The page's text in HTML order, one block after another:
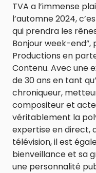
TVA a l’immense
l’automne 2024,
qui prendra les
Bonjour week-end”,
Productions en
Contenu. Avec une
de 30 ans en tant
chroniqueur,
compositeur et
véritablement la
expertise en direct,
télévision, il est
bienveillance et sa
une personnalité